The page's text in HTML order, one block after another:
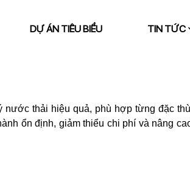
DỰ ÁN TIÊU BIỂU TIN TỨC
thải hiệu quả, phù hợp từng đặc
ổn định, giảm thiểu chi phí và nâng